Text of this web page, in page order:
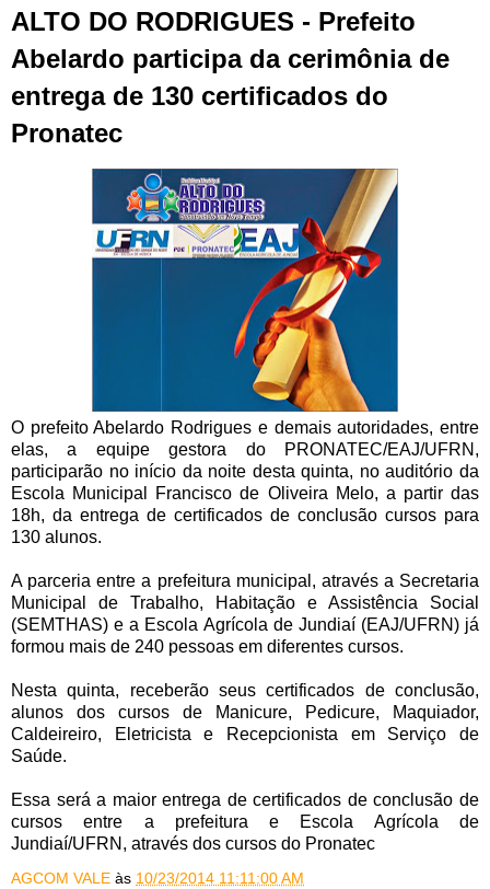
ALTO DO RODRIGUES - Prefeito
Abelardo participa da cerimônia de
entrega de 130 certificados do
Pronatec
O prefeito Abelardo Rodrigues e demais autoridades, entre
elas, a equipe gestora do PRONATEC/EAJ/UFRN,
participarão no início da noite desta quinta, no auditório da
Escola Municipal Francisco de Oliveira Melo, a partir das
18h, da entrega de certificados de conclusão cursos para
130 alunos.
A parceria entre a prefeitura municipal, através a Secretaria
Municipal de Trabalho, Habitação e Assistência Social
(SEMTHAS) e a Escola Agrícola de Jundiaí (EAJ/UFRN) já
formou mais de 240 pessoas em diferentes cursos.
Nesta quinta, receberão seus certificados de conclusão,
alunos dos cursos de Manicure, Pedicure, Maquiador,
Caldeireiro, Eletricista e Recepcionista em Serviço de
Saúde.
Essa será a maior entrega de certificados de conclusão de
cursos entre a prefeitura e Escola Agrícola de
Jundiaí/UFRN, através dos cursos do Pronatec
AGCOM VALE às 10/23/2014 11:11:00 AM